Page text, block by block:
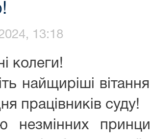
13:18
колеги!
найщиріші
працівників суду!